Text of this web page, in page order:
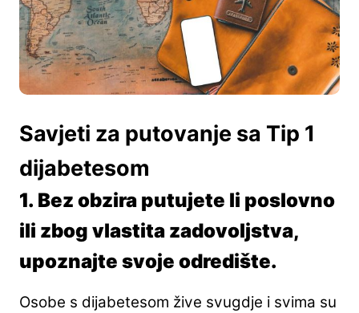
Savjeti za putovanje sa Tip 1
dijabetesom
1. Bez obzira putujete li poslovno
ili zbog vlastita zadovoljstva,
upoznajte svoje odredište.
Osobe s dijabetesom žive svugdje i svima su